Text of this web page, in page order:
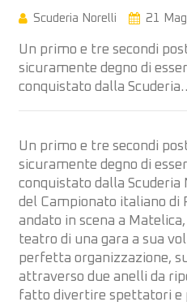
Scuderia Norelli 21
Un primo e tre secondi
sicuramente degno di
conquistato dalla
Un primo e tre secondi
sicuramente degno di
conquistato dalla
del Campionato italiano di
andato in scena a
teatro di una gara a sua
perfetta organizzazione,
attraverso due anelli da
fatto divertire spettatori e